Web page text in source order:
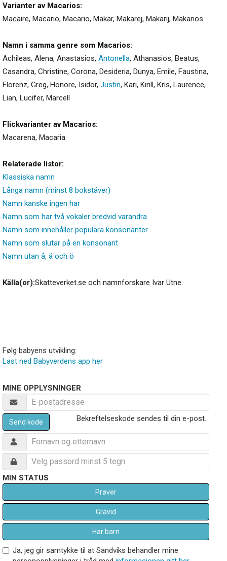
Varianter av Macarios:
Macaire, Macario, Macario, Makar, Makarej, Makarij, Makarios
Namn i samma genre som Macarios:
Achileas, Alena, Anastasios, Antonella, Athanasios, Beatus,
Casandra, Christine, Corona, Desideria, Dunya, Emile, Faustina,
Florenz, Greg, Honore, Isidor, Justin, Kari, Kirill, Kris, Laurence,
Lian, Lucifer, Marcell
Flickvarianter av Macarios:
Macarena, Macaria
Relaterade listor:
Klassiska namn
Långa namn (minst 8 bokstäver)
Namn kanske ingen har
Namn som har två vokaler bredvid varandra
Namn som innehåller populära konsonanter
Namn som slutar på en konsonant
Namn utan å, ä och ö
Källa(or):Skatteverket.se och namnforskare Ivar Utne.
Følg babyens utvikling:
Last ned Babyverdens app her
MINE OPPLYSNINGER
Send kode Bekreftelseskode sendes til din e-post.
MIN STATUS
Prøver
Gravid
Har barn
Ja, jeg gir samtykke til at Sandviks behandler mine